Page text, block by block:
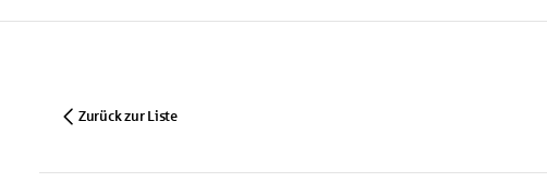
Zurück zur Liste